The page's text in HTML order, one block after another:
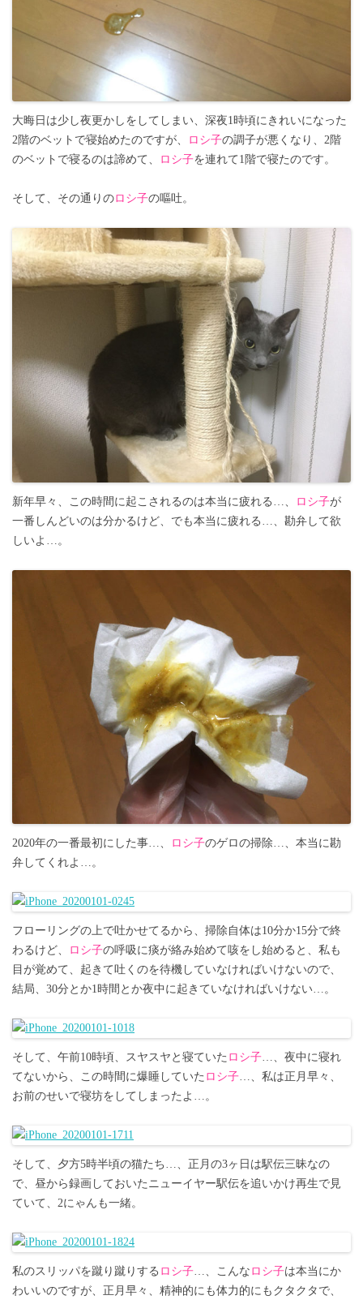
大晦日は少し夜更かしをしてしまい、深夜1時頃にきれいになった
2階のベットで寝始めたのですが、
ロシ子の調子が悪くなり、2階
のベットで寝るのは諦めて、
ロシ子を連れて1階で寝たのです。
そして、その通りのロシ子の嘔吐。
新年早々、この時間に起こされるのは本当に疲れる…、 ロシ子が
一番しんどいのは分かるけど、でも本当に疲れる…、勘弁して欲
しいよ…。
2020年の一番最初にした事…、 ロシ子のゲロの掃除…、本当に勘
弁してくれよ…。
フローリングの上で吐かせてるから、掃除自体は10分か15分で終
わるけど、
ロシ子の呼吸に痰が絡み始めて咳をし始めると、私も
目が覚めて、起きて吐くのを待機していなければいけないので、
結局、30分とか1時間とか夜中に起きていなければいけない…。
そして、午前10時頃、スヤスヤと寝ていた ロシ子…、夜中に寝れ
てないから、この時間に爆睡していた ロシ子…、私は正月早々、
お前のせいで寝坊をしてしまったよ…。
そして、夕方5時半頃の猫たち…、正月の3ヶ日は駅伝三昧なの
で、昼から録画しておいたニューイヤー駅伝を追いかけ再生で見
ていて、2にゃんも一緒。
私のスリッパを蹴り蹴りする ロシ子…、こんな ロシ子は本当にか
わいいのですが、正月早々、精神的にも体力的にもクタクタで、